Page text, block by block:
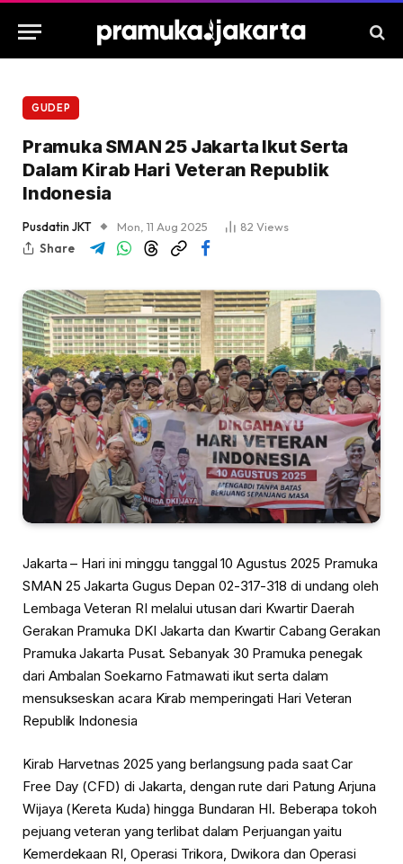
GUDEP
Pramuka SMAN 25 Jakarta Ikut Serta
Dalam Kirab Hari Veteran Republik
Indonesia
Pusdatin JKT Mon, 11 Aug 2025 82 Views
Share
Jakarta – Hari ini minggu tanggal 10 Agustus 2025 Pramuka
SMAN 25 Jakarta Gugus Depan 02-317-318 di undang oleh
Lembaga Veteran RI melalui utusan dari Kwartir Daerah
Gerakan Pramuka DKI Jakarta dan Kwartir Cabang Gerakan
Pramuka Jakarta Pusat. Sebanyak 30 Pramuka penegak
dari Ambalan Soekarno Fatmawati ikut serta dalam
mensukseskan acara Kirab memperingati Hari Veteran
Republik Indonesia
Kirab Harvetnas 2025 yang berlangsung pada saat Car
Free Day (CFD) di Jakarta, dengan rute dari Patung Arjuna
Wijaya (Kereta Kuda) hingga Bundaran HI. Beberapa tokoh
pejuang veteran yang terlibat dalam Perjuangan yaitu
Kemerdekaan RI, Operasi Trikora, Dwikora dan Operasi